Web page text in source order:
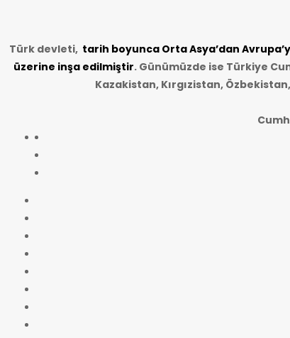
Türk devleti, tarih boyunca Orta Asya’dan
üzerine inşa edilmiştir. Günümüzde ise Türkiye
Kazakistan, Kırgızistan,